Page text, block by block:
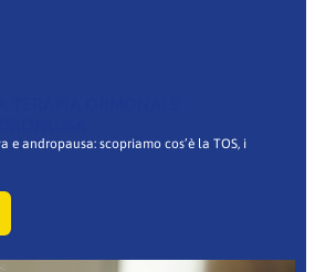
e andropausa: scopriamo cos’è la TOS, i